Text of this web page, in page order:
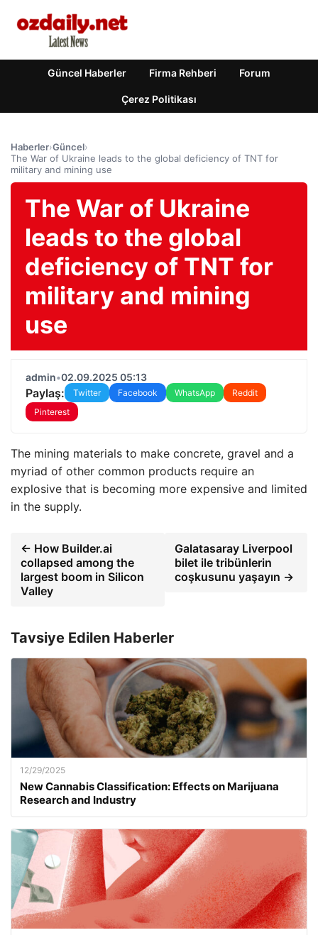
Güncel Haberler Firma Rehberi Forum
Çerez Politikası
Haberler›Güncel›
The War of Ukraine leads to the global deficiency of TNT for
military and mining use
The War of Ukraine
leads to the global
deficiency of TNT for
military and mining
use
admin•02.09.2025 05:13
Paylaş: Twitter Facebook WhatsApp
Reddit
Pinterest
The mining materials to make concrete, gravel and a
myriad of other common products require an
explosive that is becoming more expensive and limited
in the supply.
← How Builder.ai
collapsed among the
largest boom in Silicon
Valley
Galatasaray Liverpool
bilet ile tribünlerin
coşkusunu yaşayın →
Tavsiye Edilen Haberler
12/29/2025
New Cannabis Classification: Effects on Marijuana
Research and Industry